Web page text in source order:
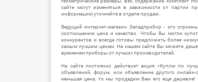
сайте могут изменяться в зависимости от партии
информацию уточняйте в отделе продаж.
Ведущий интернет-магазин Западприбор - это
соотношению цена и качество. Чтобы Вы могли
конкурентов и всегда готовы предложить более
самым лучшим ценам. На нашем сайте Вы можете
временем приборы от лучших производителей.
На сайте постоянно действует акция «Куплю по
объявлений, форум, или объявление другого онлайн-
меньшая цена, то мы продадим Вам его еще дешевле!